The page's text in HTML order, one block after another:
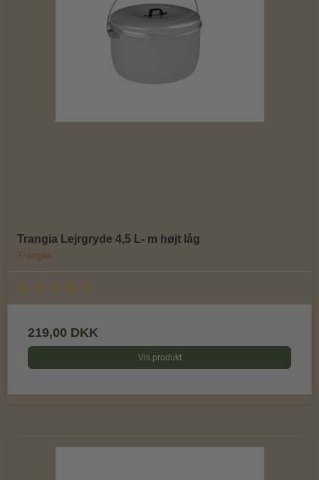
Trangia Lejrgryde 4,5 L- m højt låg
Trangia
219,00 DKK
Vis produkt